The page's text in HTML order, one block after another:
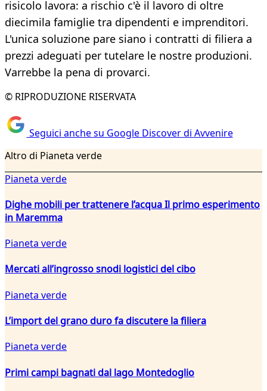
risicolo lavora: a rischio c'è il lavoro di oltre
diecimila famiglie tra dipendenti e imprenditori.
L'unica soluzione pare siano i contratti di filiera a
prezzi adeguati per tutelare le nostre produzioni.
Varrebbe la pena di provarci.
© RIPRODUZIONE RISERVATA
Seguici anche su Google Discover di Avvenire
Altro di Pianeta verde
Pianeta verde
Dighe mobili per trattenere l’acqua Il primo esperimento
in Maremma
Pianeta verde
Mercati all’ingrosso snodi logistici del cibo
Pianeta verde
L’import del grano duro fa discutere la filiera
Pianeta verde
Primi campi bagnati dal lago Montedoglio